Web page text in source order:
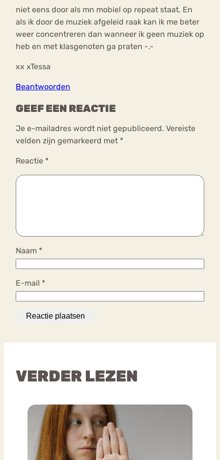
niet eens door als mn mobiel op repeat staat. En
als ik door de muziek afgeleid raak kan ik me beter
weer concentreren dan wanneer ik geen muziek op
heb en met klasgenoten ga praten -.-
xx xTessa
Beantwoorden
GEEF EEN REACTIE
Je e-mailadres wordt niet gepubliceerd. Vereiste
velden zijn gemarkeerd met *
Reactie *
Naam *
E-mail *
VERDER LEZEN